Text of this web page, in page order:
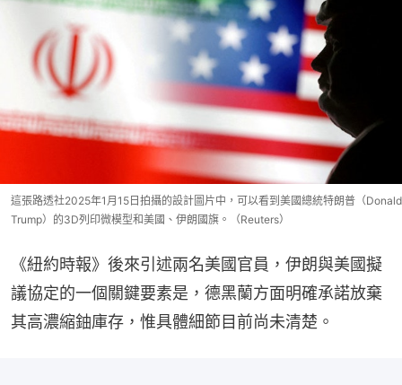
這張路透社2025年1月15日拍攝的設計圖片中，可以看到美國總統特朗普（Donald
Trump）的3D列印微模型和美國、伊朗國旗。（Reuters）
《紐約時報》後來引述兩名美國官員，伊朗與美國擬
議協定的一個關鍵要素是，德黑蘭方面明確承諾放棄
其高濃縮鈾庫存，惟具體細節目前尚未清楚。